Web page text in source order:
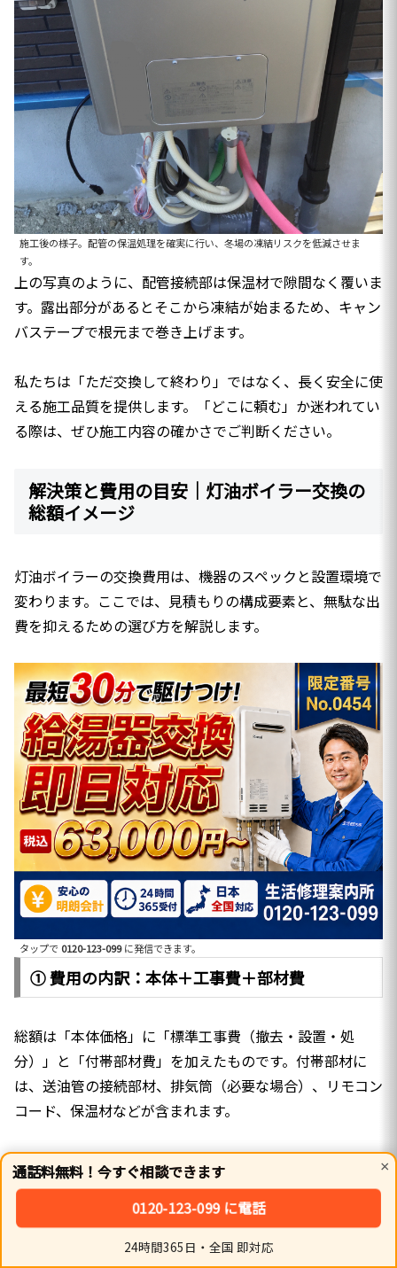
×
通話料無料！今すぐ相談できます
0120-123-099 に電話
24時間365日・全国 即対応
施工後の様子。配管の保温処理を確実に行い、冬場の凍結リスクを低減させま
す。
上の写真のように、配管接続部は保温材で隙間なく覆いま
す。露出部分があるとそこから凍結が始まるため、キャン
バステープで根元まで巻き上げます。
私たちは「ただ交換して終わり」ではなく、長く安全に使
える施工品質を提供します。「どこに頼む」か迷われてい
る際は、ぜひ施工内容の確かさでご判断ください。
解決策と費用の目安｜灯油ボイラー交換の
総額イメージ
灯油ボイラーの交換費用は、機器のスペックと設置環境で
変わります。ここでは、見積もりの構成要素と、無駄な出
費を抑えるための選び方を解説します。
タップで 0120-123-099に発信できます。
① 費用の内訳：本体＋工事費＋部材費
総額は「本体価格」に「標準工事費（撤去・設置・処
分）」と「付帯部材費」を加えたものです。付帯部材に
は、送油管の接続部材、排気筒（必要な場合）、リモコン
コード、保温材などが含まれます。
私たちは現地調査または写真確認により、流用できる部材
と交換すべき消耗品を明確に分けます。使えるタンクや配
管カバーはそのまま使い、コストを抑えた提案を行いま
す。
シェア トップ